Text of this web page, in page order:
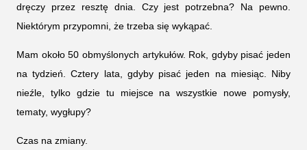
dręczy przez resztę dnia. Czy jest potrzebna? Na pewno.
Niektórym przypomni, że trzeba się wykąpać.
Mam około 50 obmyślonych artykułów. Rok, gdyby pisać jeden
na tydzień. Cztery lata, gdyby pisać jeden na miesiąc. Niby
nieźle, tylko gdzie tu miejsce na wszystkie nowe pomysły,
tematy, wygłupy?
Czas na zmiany.